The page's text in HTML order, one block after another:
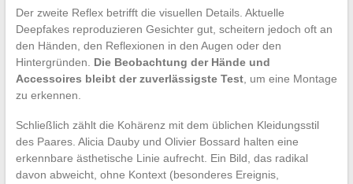
Der zweite Reflex betrifft die visuellen Details. Aktuelle
Deepfakes reproduzieren Gesichter gut, scheitern jedoch oft an
den Händen, den Reflexionen in den Augen oder den
Hintergründen. Die Beobachtung der Hände und
Accessoires bleibt der zuverlässigste Test, um eine Montage
zu erkennen.
Schließlich zählt die Kohärenz mit dem üblichen Kleidungsstil
des Paares. Alicia Dauby und Olivier Bossard halten eine
erkennbare ästhetische Linie aufrecht. Ein Bild, das radikal
davon abweicht, ohne Kontext (besonderes Ereignis,